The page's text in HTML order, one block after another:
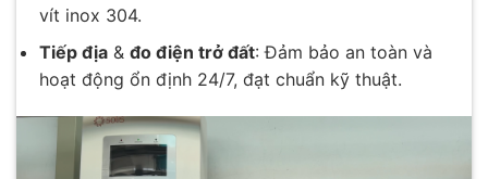
vít inox 304.
Tiếp địa& đo điện trở đất: Đảm bảo an toàn và
hoạt động ổn định 24/7, đạt chuẩn kỹ thuật.